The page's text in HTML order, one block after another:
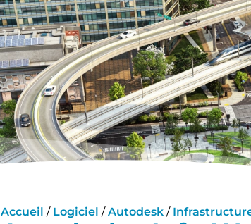
Accueil / Logiciel /Autodesk /